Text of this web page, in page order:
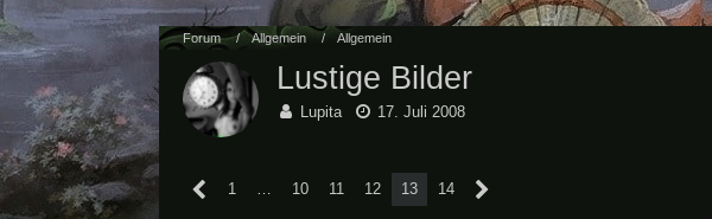
Forum Allgemein Allgemein
Lustige Bilder
Lupita 17. Juli 2008
1 … 10 11 12 13 14